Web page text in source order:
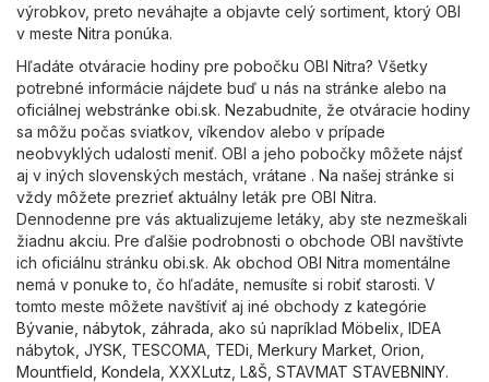
výrobkov, preto neváhajte a objavte celý sortiment, ktorý OBI
v meste Nitra ponúka.
Hľadáte otváracie hodiny pre pobočku OBI Nitra? Všetky
potrebné informácie nájdete buď u nás na stránke alebo na
oficiálnej webstránke obi.sk. Nezabudnite, že otváracie hodiny
sa môžu počas sviatkov, víkendov alebo v prípade
neobvyklých udalostí meniť. OBI a jeho pobočky môžete nájsť
aj v iných slovenských mestách, vrátane . Na našej stránke si
vždy môžete prezrieť aktuálny leták pre OBI Nitra.
Dennodenne pre vás aktualizujeme letáky, aby ste nezmeškali
žiadnu akciu. Pre ďalšie podrobnosti o obchode OBI navštívte
ich oficiálnu stránku obi.sk. Ak obchod OBI Nitra momentálne
nemá v ponuke to, čo hľadáte, nemusíte si robiť starosti. V
tomto meste môžete navštíviť aj iné obchody z kategórie
Bývanie, nábytok, záhrada , ako sú napríklad Möbelix IDEA
nábytok JYSK TESCOMA TEDi Merkury Market Orion
Mountfield Kondela XXXLutz L&Š STAVMAT STAVEBNINY.